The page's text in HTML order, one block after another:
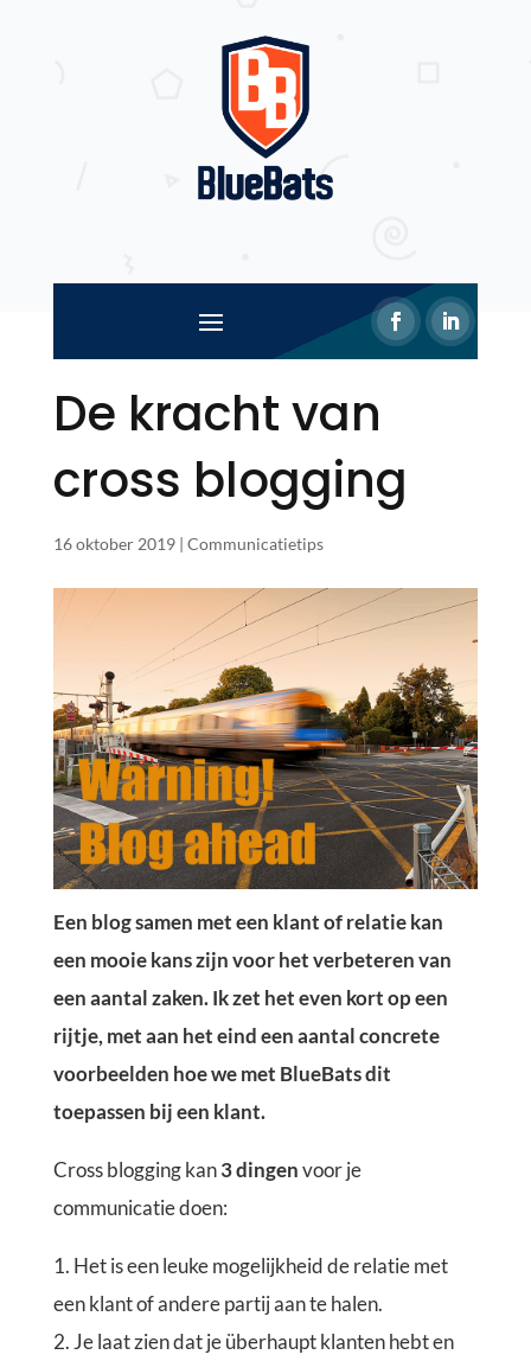
De kracht van
cross blogging
16 oktober 2019| Communicatietips
Een blog samen met een klant of relatie kan
een mooie kans zijn voor het verbeteren van
een aantal zaken. Ik zet het even kort op een
rijtje, met aan het eind een aantal concrete
voorbeelden hoe we met BlueBats dit
toepassen bij een klant.
Cross blogging kan3 dingenvoor je
communicatie doen:
1. Het is een leuke mogelijkheid de relatie met
een klant of andere partij aan te halen.
2. Je laat zien dat je überhaupt klanten hebt en